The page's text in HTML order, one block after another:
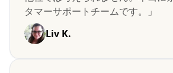
タマーサポートチームです。」
Liv K.